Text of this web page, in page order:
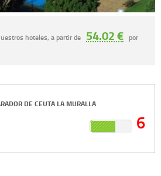
hoteles, a partir de 54.02 € por
DE CEUTA LA MURALLA
6